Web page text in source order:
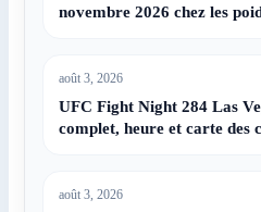
novembre 2026 chez les
août 3, 2026
UFC Fight Night 284 Las
complet, heure et carte des
août 3, 2026